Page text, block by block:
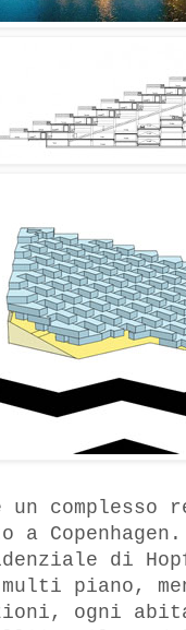
un complesso
a
di
multi piano,
ogni